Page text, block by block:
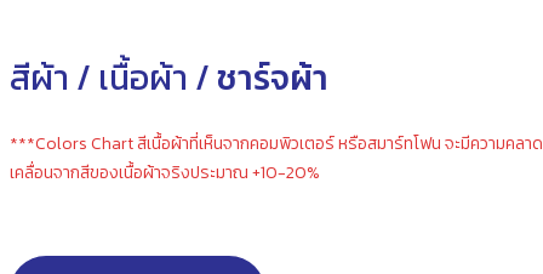
สีผ้า / เนื้อผ้า /ชาร์จผ้า
***Colors Chart สีเนื้อผ้าที่เห็นจากคอมพิวเตอร์ หรือสมาร์ทโฟน จะมีความคลาด
เคลื่อนจากสีของเนื้อผ้าจริงประมาณ +10-20%